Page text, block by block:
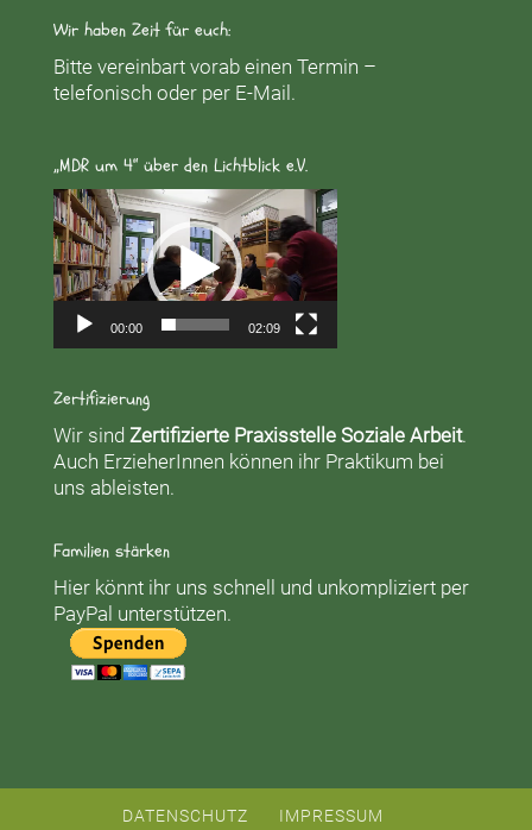
Wir haben Zeit für euch:
Bitte vereinbart vorab einen Termin –
telefonisch oder per E-Mail.
„MDR um 4“ über den Lichtblick e.V.
Video-
Player
00:00 02:09
Zertifizierung
Wir sind Zertifizierte Praxisstelle Soziale Arbeit.
Auch ErzieherInnen können ihr Praktikum bei
uns ableisten.
Familien stärken
Hier könnt ihr uns schnell und unkompliziert per
PayPal unterstützen.
DATENSCHUTZ IMPRESSUM